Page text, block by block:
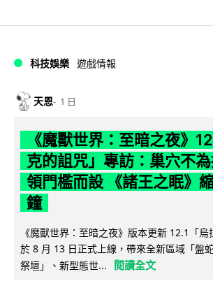
科技娛樂 遊戲情報
天恩 1 日
《魔獸世界：至暗之夜》
克的詛咒」專訪：巢穴不
領門檻而設 《諸王之眠》
鐘
《魔獸世界：至暗之夜》版本更新 12.1「
於 8 月 13 日正式上線，帶來全新區域「盤
祭壇」、新型態世...
閱讀全文